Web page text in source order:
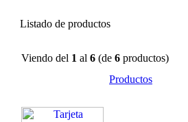
Listado de productos
Viendo del 1 al 6 (de 6 productos)
Productos